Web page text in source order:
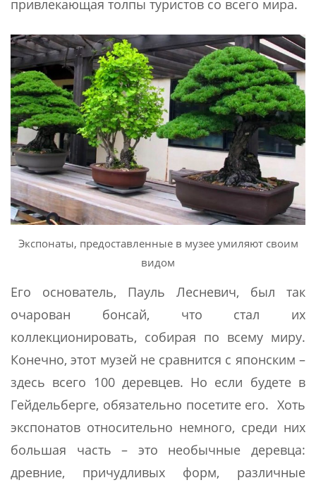
привлекающая толпы туристов со всего мира.
Экспонаты, предоставленные в музее умиляют своим
видом
Его основатель, Пауль Лесневич, был так
очарован бонсай, что стал их
коллекционировать, собирая по всему миру.
Конечно, этот музей не сравнится с японским –
здесь всего 100 деревцев. Но если будете в
Гейдельберге, обязательно посетите его. Хоть
экспонатов относительно немного, среди них
большая часть – это необычные деревца:
древние, причудливых форм, различные